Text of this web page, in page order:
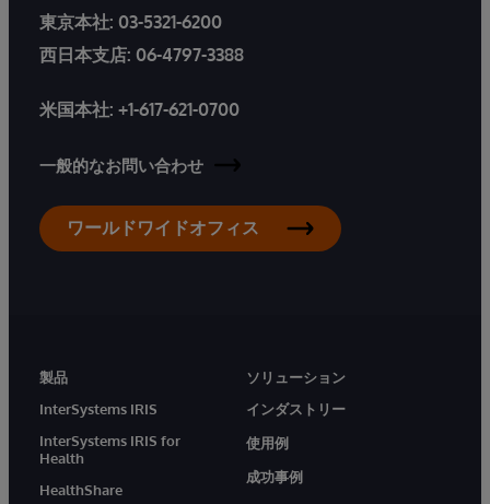
東京本社: 03-5321-6200
西日本支店: 06-4797-3388
米国本社: +1-617-621-0700
一般的なお問い合わせ
ワールドワイドオフィス
製品
InterSystems IRIS
InterSystems IRIS for
Health
HealthShare
ソリューション
インダストリー
使用例
成功事例